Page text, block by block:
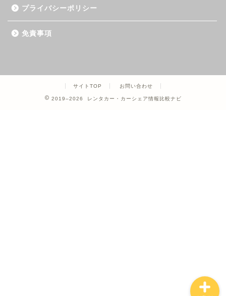
プライバシーポリシー
免責事項
サイトTOP お問い合わせ
2019–2026 レンタカー・カーシェア情報比較ナビ